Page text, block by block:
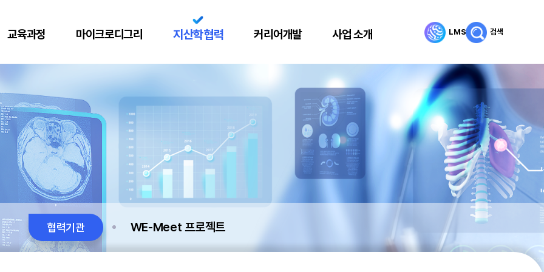
교육과정 마이크로디그리 지산학협력 커리어개발 사업 소개 LMS 검색
협력기관 WE-Meet 프로젝트